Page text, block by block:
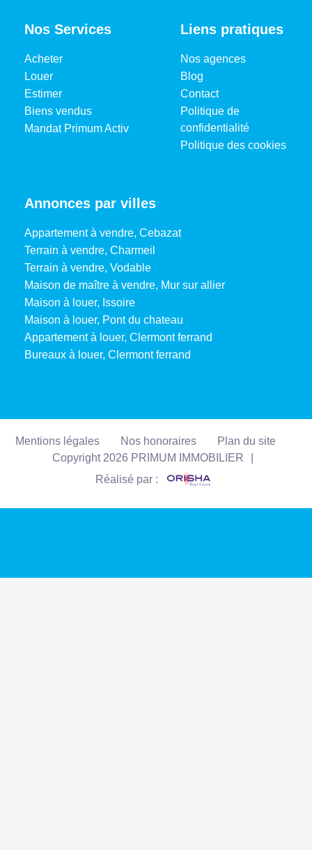
Nos Services
Acheter
Louer
Estimer
Biens vendus
Mandat Primum Activ
Liens pratiques
Nos agences
Blog
Contact
Politique de
confidentialité
Politique des cookies
Annonces par villes
Appartement à vendre, Cebazat
Terrain à vendre, Charmeil
Terrain à vendre, Vodable
Maison de maître à vendre, Mur sur allier
Maison à louer, Issoire
Maison à louer, Pont du chateau
Appartement à louer, Clermont ferrand
Bureaux à louer, Clermont ferrand
Mentions légales Nos honoraires
Plan du site
Copyright 2026 PRIMUM IMMOBILIER
Réalisé par :